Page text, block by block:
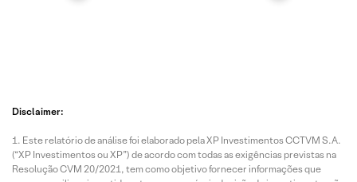
Disclaimer:
Este relatório de análise foi elaborado pela XP Investimentos CCTVM S.A.
(“XP Investimentos ou XP”) de acordo com todas as exigências previstas na
Resolução CVM 20/2021, tem como objetivo fornecer informações que